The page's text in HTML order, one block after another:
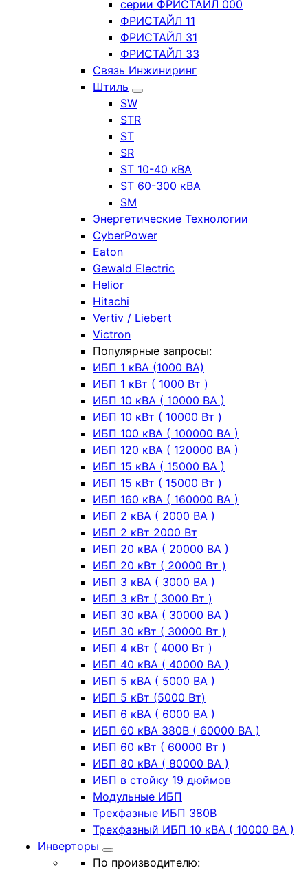
серии ФРИСТАЙЛ 000
ФРИСТАЙЛ 11
ФРИСТАЙЛ 31
ФРИСТАЙЛ 33
Связь Инжиниринг
Штиль
SW
STR
ST
SR
ST 10-40 кВА
ST 60-300 кВА
SM
Энергетические Технологии
CyberPower
Eaton
Gewald Electric
Helior
Hitachi
Vertiv / Liebert
Victron
Популярные запросы:
ИБП 1 кВА (1000 ВА)
ИБП 1 кВт ( 1000 Вт )
ИБП 10 кВА ( 10000 ВА )
ИБП 10 кВт ( 10000 Вт )
ИБП 100 кВА ( 100000 ВА )
ИБП 120 кВА ( 120000 ВА )
ИБП 15 кВА ( 15000 ВА )
ИБП 15 кВт ( 15000 Вт )
ИБП 160 кВА ( 160000 ВА )
ИБП 2 кВА ( 2000 ВА )
ИБП 2 кВт 2000 Вт
ИБП 20 кВА ( 20000 ВА )
ИБП 20 кВт ( 20000 Вт )
ИБП 3 кВА ( 3000 ВА )
ИБП 3 кВт ( 3000 Вт )
ИБП 30 кВА ( 30000 ВА )
ИБП 30 кВт ( 30000 Вт )
ИБП 4 кВт ( 4000 Вт )
ИБП 40 кВА ( 40000 ВА )
ИБП 5 кВА ( 5000 ВА )
ИБП 5 кВт (5000 Вт)
ИБП 6 кВА ( 6000 ВА )
ИБП 60 кВА 380В ( 60000 ВА )
ИБП 60 кВт ( 60000 Вт )
ИБП 80 кВА ( 80000 ВА )
ИБП в стойку 19 дюймов
Модульные ИБП
Трехфазные ИБП 380В
Трехфазный ИБП 10 кВА ( 10000 ВА )
Инверторы
По производителю: